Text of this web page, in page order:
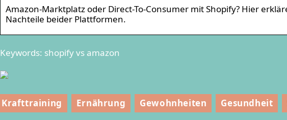
Amazon-Marktplatz oder Direct-To-Consumer mit Shopify? Hier
Nachteile beider Plattformen.
Keywords: shopify vs amazon
Krafttraining Ernährung Gewohnheiten Gesundheit
Diese Oberbekleidung
muss für die Kinder vor
dem Winter zu Hause im
Könnte Rollschuhlaufen